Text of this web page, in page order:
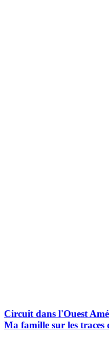
Circuit dans l'Ouest
Ma famille sur les